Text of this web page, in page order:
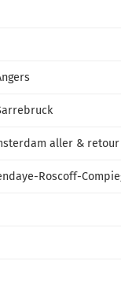
aller & retour
Roscoff-